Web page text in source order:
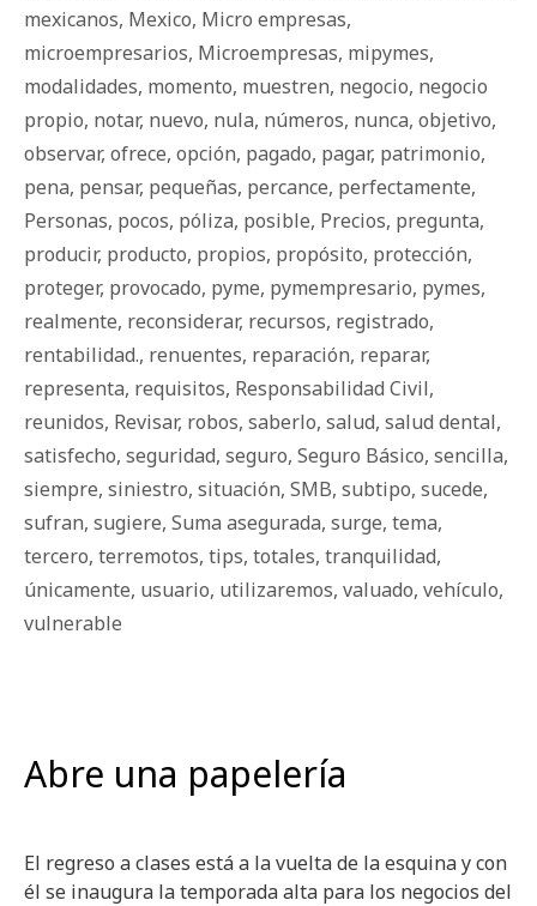
mexicanos, Mexico, Micro empresas,
microempresarios, Microempresas, mipymes,
modalidades, momento, muestren, negocio, negocio
propio, notar, nuevo, nula, números, nunca, objetivo,
observar, ofrece, opción, pagado, pagar, patrimonio,
pena, pensar, pequeñas, percance, perfectamente,
Personas, pocos, póliza, posible, Precios, pregunta,
producir, producto, propios, propósito, protección,
proteger, provocado, pyme, pymempresario, pymes,
realmente, reconsiderar, recursos, registrado,
rentabilidad., renuentes, reparación, reparar,
representa, requisitos, Responsabilidad Civil,
reunidos, Revisar, robos, saberlo, salud, salud dental,
satisfecho, seguridad, seguro, Seguro Básico, sencilla,
siempre, siniestro, situación, SMB, subtipo, sucede,
sufran, sugiere, Suma asegurada, surge, tema,
tercero, terremotos, tips, totales, tranquilidad,
únicamente, usuario, utilizaremos, valuado, vehículo,
vulnerable
Abre una papelería
El regreso a clases está a la vuelta de la esquina y con
él se inaugura la temporada alta para los negocios del